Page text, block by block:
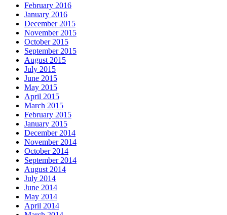
February 2016
January 2016
December 2015
November 2015
October 2015
September 2015
August 2015
July 2015
June 2015
May 2015
April 2015
March 2015
February 2015
January 2015
December 2014
November 2014
October 2014
September 2014
August 2014
July 2014
June 2014
May 2014
April 2014